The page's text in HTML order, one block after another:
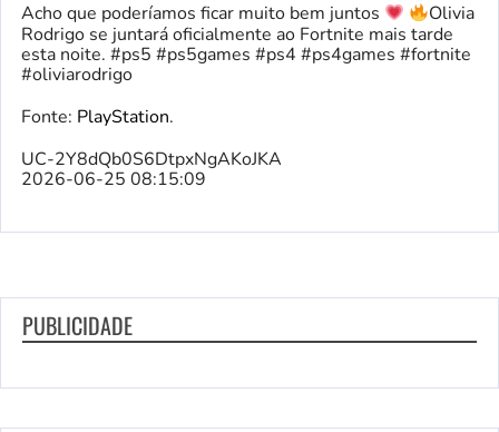
Acho que poderíamos ficar muito bem juntos
Olivia
Rodrigo se juntará oficialmente ao Fortnite mais tarde
esta noite. #ps5 #ps5games #ps4 #ps4games #fortnite
#oliviarodrigo
Fonte: PlayStation.
UC-2Y8dQb0S6DtpxNgAKoJKA
2026-06-25 08:15:09
PUBLICIDADE